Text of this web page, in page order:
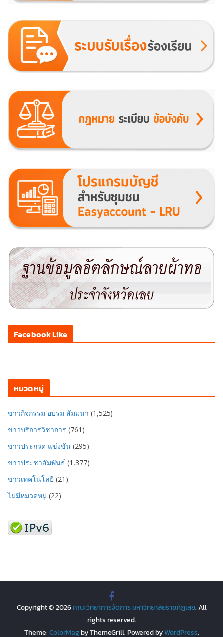
Facebook Like
หมวดหมู่
ข่าวกิจกรรม อบรม สัมมนา (1,525)
ข่าวบริการวิชาการ (761)
ข่าวประกวด แข่งขัน (295)
ข่าวประชาสัมพันธ์ (1,377)
ข่าวเทคโนโลยี (21)
ไม่มีหมวดหมู่ (22)
Copyright © 2026คณะวิทยาการจัดการ มหาวิทยาลัยราชภัฏเลย. All
rights reserved.
Theme:ColorMagby ThemeGrill. Powered byWordPress.